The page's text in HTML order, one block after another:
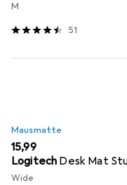
M
51
Mausmatte
EUR
15,99
Logitech Desk Mat
Wide